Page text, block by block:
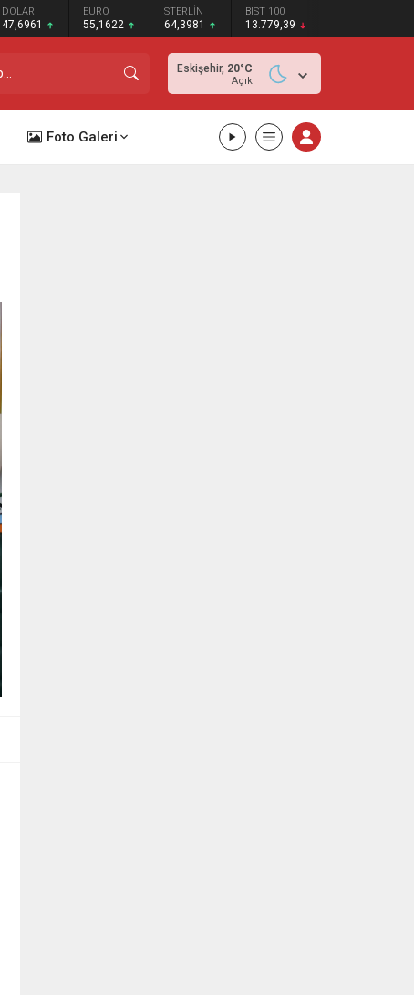
DOLAR
47,6961
EURO
55,1622
STERLİN
64,3981
BIST 100
13.779,39
Eskişehir, 20°C
Açık
Foto Galeri